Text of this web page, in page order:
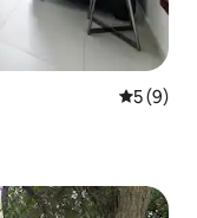
從 9 則評
5 (9)